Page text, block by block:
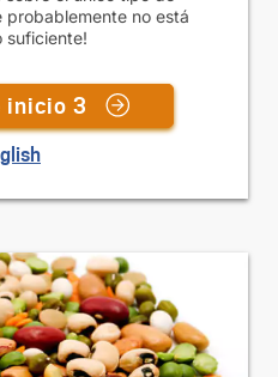
no está
suficiente!
inicio 3